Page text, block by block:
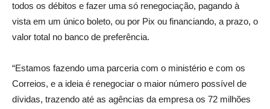
todos os débitos e fazer uma só renegociação, pagando à
vista em um único boleto, ou por Pix ou financiando, a prazo, o
valor total no banco de preferência.
“Estamos fazendo uma parceria com o ministério e com os
Correios, e a ideia é renegociar o maior número possível de
dívidas, trazendo até as agências da empresa os 72 milhões